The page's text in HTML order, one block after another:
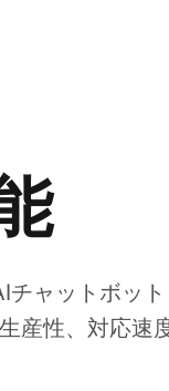
チャットボッ
産性、対応速